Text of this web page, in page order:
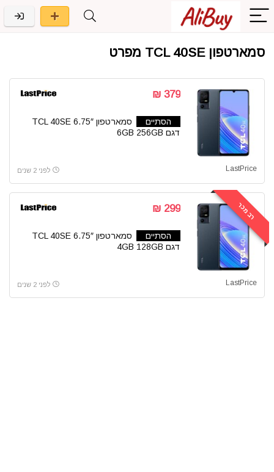
סמארטפון TCL 40SE מפרט
379 ₪
הסתיים
סמארטפון 6.75″ TCL 40SE
דגם 6GB 256GB
LastPrice לפני 2 שנים
רב מכר 299 ₪
הסתיים
סמארטפון 6.75″ TCL 40SE
דגם 4GB 128GB
LastPrice לפני 2 שנים